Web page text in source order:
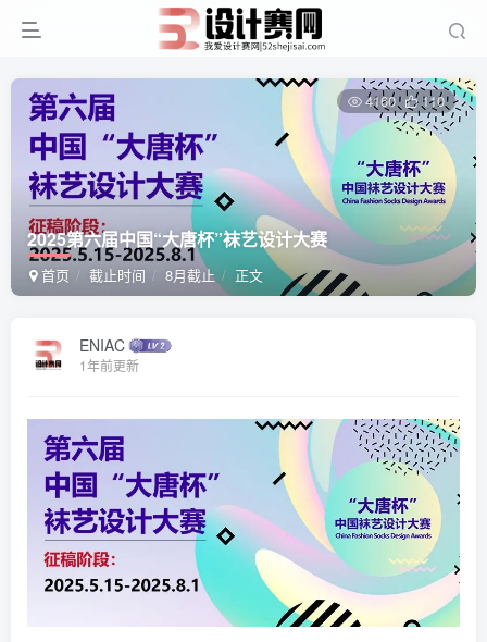
2025第六届中国“大唐杯”袜艺设计大赛
首页 截止时间 8月截止 正文
4160 110
ENIAC
1年前更新